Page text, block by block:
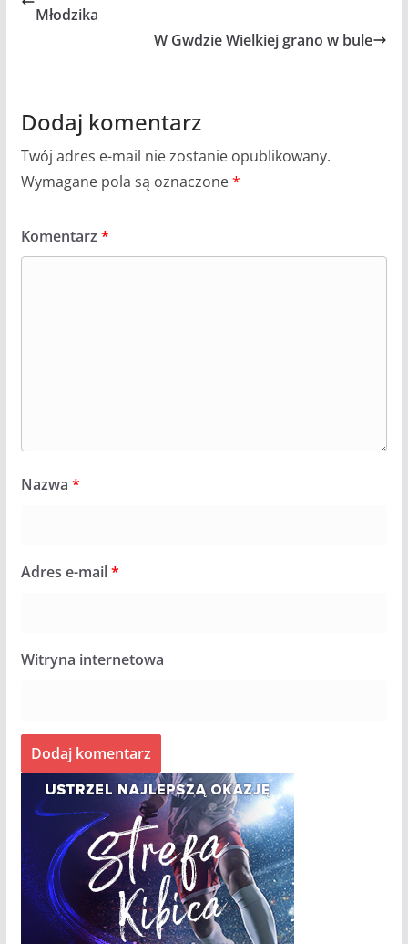
Młodzika
W Gwdzie Wielkiej grano w bule
Dodaj komentarz
Twój adres e-mail nie zostanie opublikowany.
Wymagane pola są oznaczone*
Komentarz *
Nazwa *
Adres e-mail*
Witryna internetowa